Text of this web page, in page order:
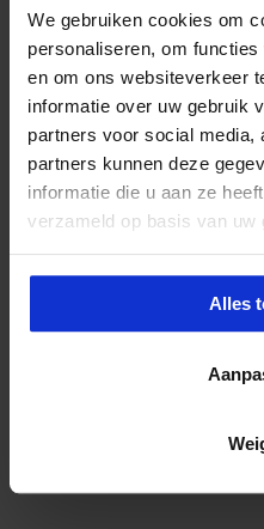
We gebruiken cookies om
personaliseren, om
en om ons websiteverkeer
informatie over uw gebruik
partners voor social media,
partners kunnen deze
informatie die u aan ze
verzameld op basis van
Alles
Site
Mijn naam, e-mail en site
volgende keer wanneer ik een
Zoeken
naar:
Nieuwsbrief